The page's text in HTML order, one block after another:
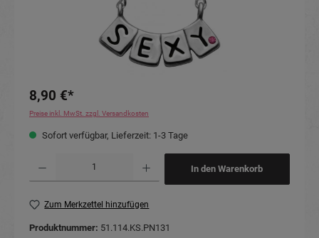
8,90 €*
Preise inkl. MwSt. zzgl. Versandkosten
Sofort verfügbar, Lieferzeit: 1-3 Tage
In den Warenkorb
Zum Merkzettel hinzufügen
Produktnummer: 51.114.KS.PN131